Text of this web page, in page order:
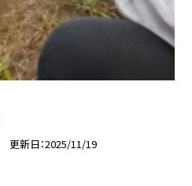
更新日 2025/11/19